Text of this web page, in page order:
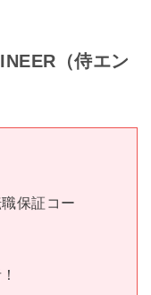
（侍エン
保証コー